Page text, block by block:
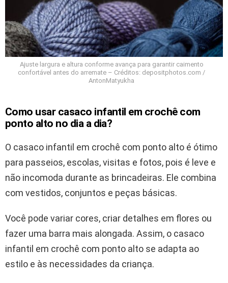
Ajuste largura e altura conforme avança para garantir caimento
confortável antes do arremate – Créditos: depositphotos.com /
AntonMatyukha
Como usar casaco infantil em crochê com
ponto alto no dia a dia?
O casaco infantil em crochê com ponto alto é ótimo
para passeios, escolas, visitas e fotos, pois é leve e
não incomoda durante as brincadeiras. Ele combina
com vestidos, conjuntos e peças básicas.
Você pode variar cores, criar detalhes em flores ou
fazer uma barra mais alongada. Assim, o casaco
infantil em crochê com ponto alto se adapta ao
estilo e às necessidades da criança.